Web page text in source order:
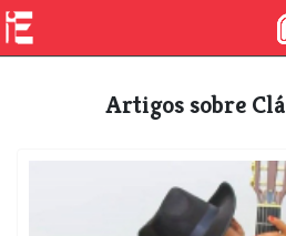
Artigos sobre